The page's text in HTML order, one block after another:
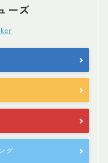
ーズ
グ